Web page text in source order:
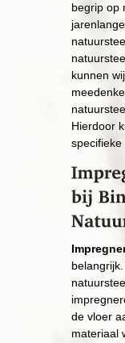
begrip op
kunnen
Hierdoor
specifieke
de vloer
materiaal